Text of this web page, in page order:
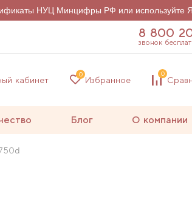
НУЦ Минцифры РФ или используйте
8 800
звонок
кабинет Избранное
0 0
Блог О компании